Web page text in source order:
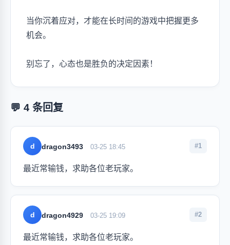
当你沉着应对，才能在长时间的游戏中把握更多
机会。
别忘了，心态也是胜负的决定因素！
💬 4 条回复
d dragon3493 03-25 18:45 #1
最近常输钱，求助各位老玩家。
d dragon4929 03-25 19:09 #2
最近常输钱，求助各位老玩家。